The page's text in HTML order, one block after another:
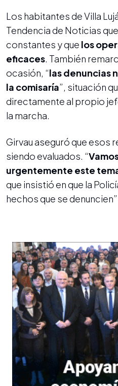
Los habitantes de Villa
Tendencia de Noticias
constantes y que los
eficaces. También
ocasión, “las denuncias
la comisaría”, situación
directamente al propio
la marcha.
Girvau aseguró que esos
siendo evaluados. “
urgentemente este
que insistió en que la
hechos que se